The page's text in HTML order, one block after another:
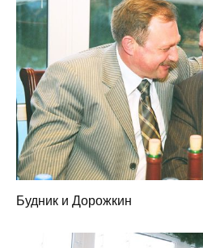
Будник и Дорожкин